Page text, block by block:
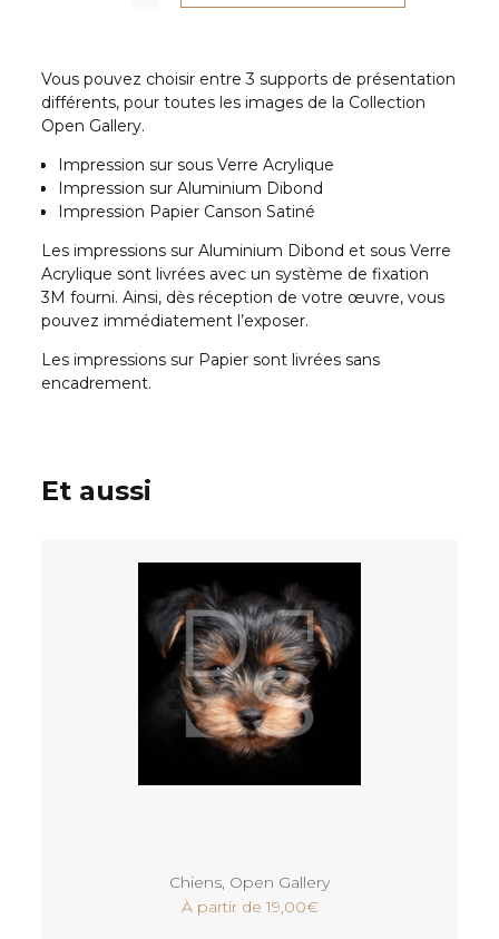
Vous pouvez choisir entre 3 supports de présentation
différents, pour toutes les images de la Collection
Open Gallery.
Impression sur sous Verre Acrylique
Impression sur Aluminium Dibond
Impression Papier Canson Satiné
Les impressions sur Aluminium Dibond et sous Verre
Acrylique sont livrées avec un système de fixation
3M fourni. Ainsi, dès réception de votre œuvre, vous
pouvez immédiatement l’exposer.
Les impressions sur Papier sont livrées sans
encadrement.
Et aussi
Chiens, Open Gallery
À partir de19,00€